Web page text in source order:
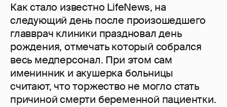
Как стало известно LifeNews, на
следующий день после произошедшего
главврач клиники праздновал день
рождения, отмечать который собрался
весь медперсонал. При этом сам
именинник и акушерка больницы
считают, что торжество не могло стать
причиной смерти беременной пациентки.